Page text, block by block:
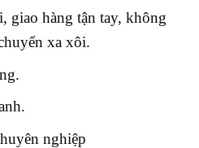
giao hàng tận tay, không
xa xôi.
nghiệp